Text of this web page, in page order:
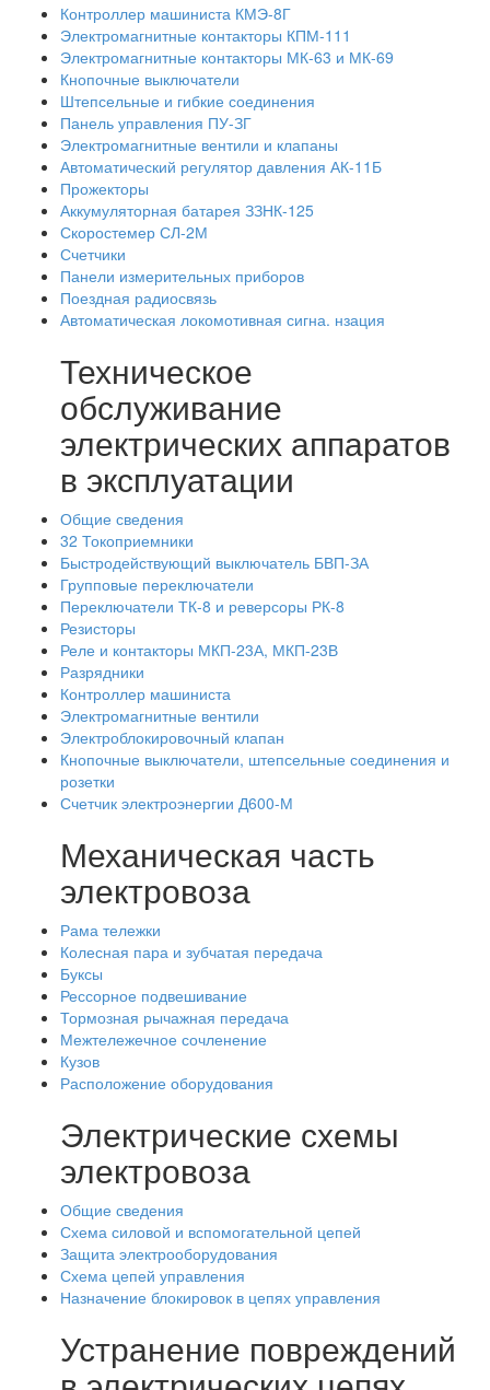
Контроллер машиниста КМЭ-8Г
Электромагнитные контакторы КПМ-111
Электромагнитные контакторы МК-63 и МК-69
Кнопочные выключатели
Штепсельные и гибкие соединения
Панель управления ПУ-ЗГ
Электромагнитные вентили и клапаны
Автоматический регулятор давления АК-11Б
Прожекторы
Аккумуляторная батарея ЗЗНК-125
Скоростемер СЛ-2М
Счетчики
Панели измерительных приборов
Поездная радиосвязь
Автоматическая локомотивная сигна. нзация
Техническое
обслуживание
электрических аппаратов
в эксплуатации
Общие сведения
32 Токоприемники
Быстродействующий выключатель БВП-ЗА
Групповые переключатели
Переключатели ТК-8 и реверсоры РК-8
Резисторы
Реле и контакторы МКП-23А, МКП-23В
Разрядники
Контроллер машиниста
Электромагнитные вентили
Электроблокировочный клапан
Кнопочные выключатели, штепсельные соединения и
розетки
Счетчик электроэнергии Д600-М
Механическая часть
электровоза
Рама тележки
Колесная пара и зубчатая передача
Буксы
Рессорное подвешивание
Тормозная рычажная передача
Межтележечное сочленение
Кузов
Расположение оборудования
Электрические схемы
электровоза
Общие сведения
Схема силовой и вспомогательной цепей
Защита электрооборудования
Схема цепей управления
Назначение блокировок в цепях управления
Устранение повреждений